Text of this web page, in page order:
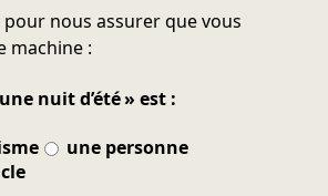
nous assurer que vous
machine :
nuit d’été » est :
une personne